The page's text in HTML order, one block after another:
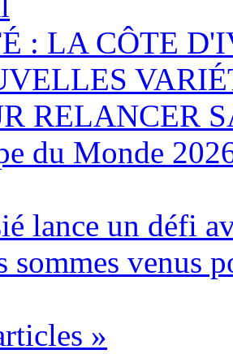
: LA CÔTE
RELANCER
du Monde
lance un défi
sommes venus
»